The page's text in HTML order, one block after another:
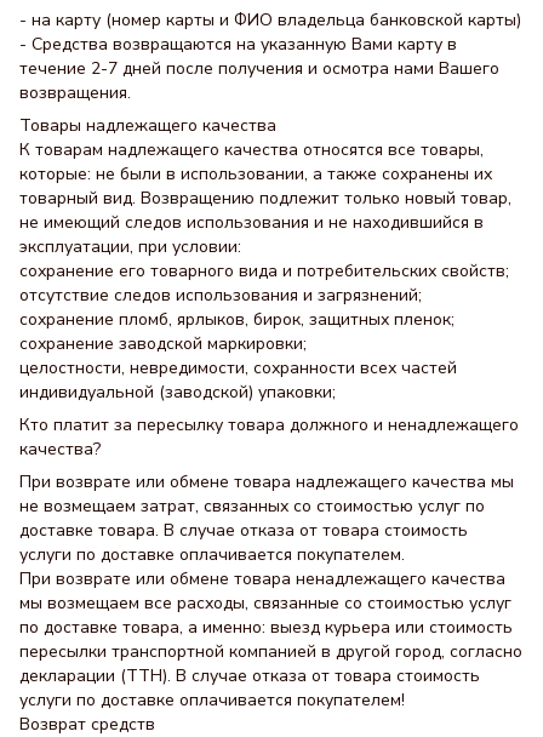
- на карту (номер карты и ФИО владельца банковской карты)
- Средства возвращаются на указанную Вами карту в
течение 2-7 дней после получения и осмотра нами Вашего
возвращения.
Товары надлежащего качества
К товарам надлежащего качества относятся все товары,
которые: не были в использовании, а также сохранены их
товарный вид. Возвращению подлежит только новый товар,
не имеющий следов использования и не находившийся в
эксплуатации, при условии:
сохранение его товарного вида и потребительских свойств;
отсутствие следов использования и загрязнений;
сохранение пломб, ярлыков, бирок, защитных пленок;
сохранение заводской маркировки;
целостности, невредимости, сохранности всех частей
индивидуальной (заводской) упаковки;
Кто платит за пересылку товара должного и ненадлежащего
качества?
При возврате или обмене товара надлежащего качества мы
не возмещаем затрат, связанных со стоимостью услуг по
доставке товара. В случае отказа от товара стоимость
услуги по доставке оплачивается покупателем.
При возврате или обмене товара ненадлежащего качества
мы возмещаем все расходы, связанные со стоимостью услуг
по доставке товара, а именно: выезд курьера или стоимость
пересылки транспортной компанией в другой город, согласно
декларации (ТТН). В случае отказа от товара стоимость
услуги по доставке оплачивается покупателем!
Возврат средств